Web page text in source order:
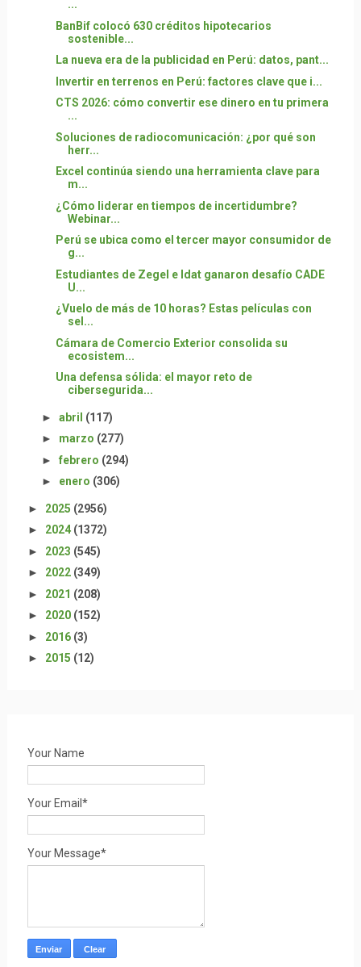
...
BanBif colocó 630 créditos hipotecarios
sostenible...
La nueva era de la publicidad en Perú: datos, pant...
Invertir en terrenos en Perú: factores clave que i...
CTS 2026: cómo convertir ese dinero en tu primera
...
Soluciones de radiocomunicación: ¿por qué son
herr...
Excel continúa siendo una herramienta clave para
m...
¿Cómo liderar en tiempos de incertidumbre?
Webinar...
Perú se ubica como el tercer mayor consumidor de
g...
Estudiantes de Zegel e Idat ganaron desafío CADE
U...
¿Vuelo de más de 10 horas? Estas películas con
sel...
Cámara de Comercio Exterior consolida su
ecosistem...
Una defensa sólida: el mayor reto de
cibersegurida...
► abril (117)
► marzo (277)
► febrero (294)
► enero (306)
► 2025 (2956)
► 2024 (1372)
► 2023 (545)
► 2022 (349)
► 2021 (208)
► 2020 (152)
► 2016 (3)
► 2015 (12)
Your Name
Your Email*
Your Message*